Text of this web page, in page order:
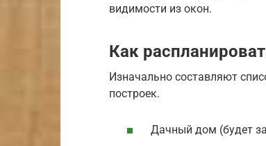
видимости из окон.
Как
Изначально составляют
построек.
Дачный дом (будет